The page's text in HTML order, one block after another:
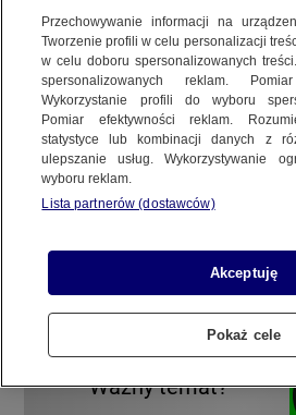
WIĘCEJ
KANAŁY
REGULAMIN SERWISU
POLITYKA PRYWATNOŚCI
Copyright (C) 1997-2025 Korzystanie z materiałów
pokrewnych TVN S.A. / TVN Media Sp. z o.o. wyraźnie
KONTAKT24|NAJNOWSZE
MATERIAŁ UŻYTKOWNIKA
Tłusty czwartek w
27 LUTEGO 2025 9:32
Materiał do tematu:Jakie
Ważny temat?
Przechowywanie informacji na
Tworzenie profili w celu personalizacji
w celu doboru spersonalizowanych
spersonalizowanych reklam.
Wykorzystanie profili do wyboru
Pomiar efektywności reklam.
statystyce lub kombinacji danych z
ulepszanie usług. Wykorzystywanie
wyboru reklam.
Lista partnerów (dostawców)
Akceptuję
Pokaż cele